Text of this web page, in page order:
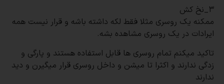
۳_نخ کش
ممکنه یک روسری مثلا فقط لکه داشته باشه و قرار نیست همه
ایرادات در یک روسری مشاهده بشه.
تاکید میکنم تمام روسری ها قابل استفاده هستند و پارگی و
زدگی ندارند و اکثرا تا میشن و داخل روسری قرار میگیرن و دید
ندارند